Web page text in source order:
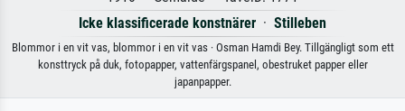
Icke klassificerade konstnärer · Stilleben
Blommor i en vit vas, blommor i en vit vas · Osman Hamdi Bey. Tillgängligt som ett
konsttryck på duk, fotopapper, vattenfärgspanel, obestruket papper eller
japanpapper.